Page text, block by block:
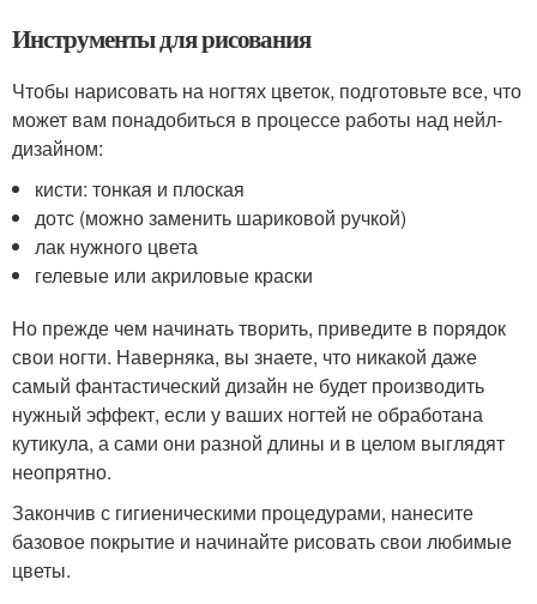
Инструменты для рисования
Чтобы нарисовать на ногтях цветок, подготовьте все, что
может вам понадобиться в процессе работы над нейл-
дизайном:
кисти: тонкая и плоская
дотс (можно заменить шариковой ручкой)
лак нужного цвета
гелевые или акриловые краски
Но прежде чем начинать творить, приведите в порядок
свои ногти. Наверняка, вы знаете, что никакой даже
самый фантастический дизайн не будет производить
нужный эффект, если у ваших ногтей не обработана
кутикула, а сами они разной длины и в целом выглядят
неопрятно.
Закончив с гигиеническими процедурами, нанесите
базовое покрытие и начинайте рисовать свои любимые
цветы.